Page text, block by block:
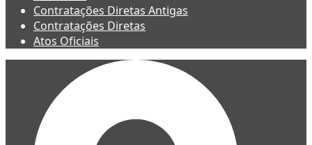
Contratações Diretas Antigas
Contratações Diretas
Atos Oficiais